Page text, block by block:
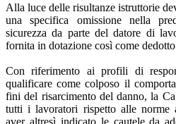
Alla luce delle risultanze istruttorie
una specifica omissione nella
sicurezza da parte del datore di
fornita in dotazione così come
Con riferimento ai profili di
qualificare come colposo il
fini del risarcimento del danno, la
tutti i lavoratori rispetto alle norme
aver altresì indicato le cautele da